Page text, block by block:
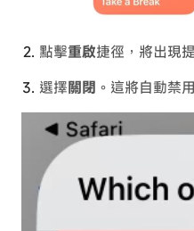
點擊重啟捷徑，將出現
選擇關閉 。這將自動禁